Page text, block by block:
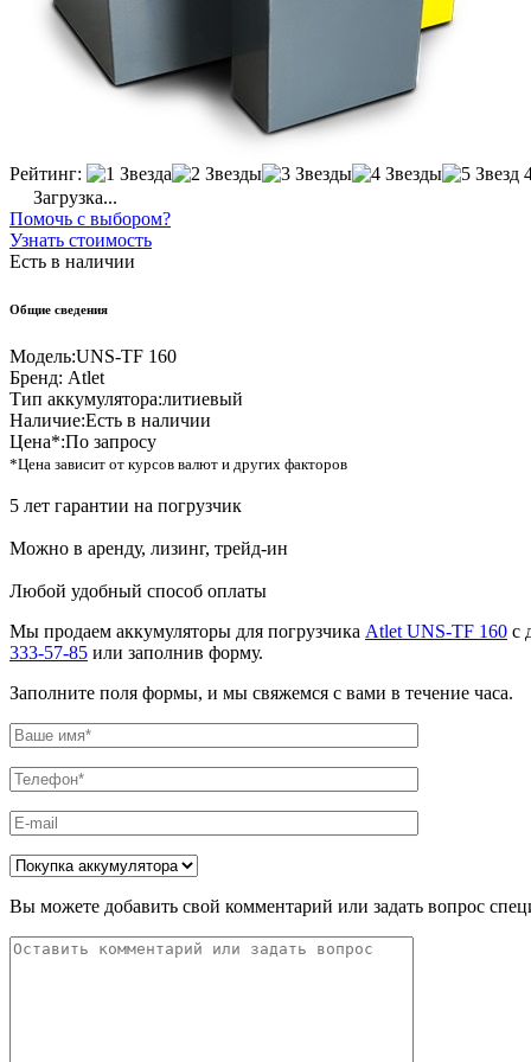
Рейтинг:
Загрузка...
Помочь с выбором?
Узнать стоимость
Есть в наличии
Общие сведения
Модель:UNS-TF 160
Бренд: Atlet
Тип аккумулятора:литиевый
Наличие:Есть в наличии
Цена*:По запросу
*Цена зависит от курсов валют и других факторов
5 лет гарантии на погрузчик
Можно в аренду, лизинг, трейд-ин
Любой удобный способ оплаты
Мы продаем аккумуляторы для погрузчика Atlet UNS-TF 160 с
333-57-85 или заполнив форму.
Заполните поля формы, и мы свяжемся с вами в течение часа.
Вы можете добавить свой комментарий или задать вопрос